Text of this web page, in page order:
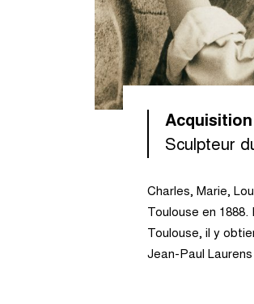
Acquisition
Sculpteur
Charles, Marie,
Toulouse en 1888.
Toulouse, il y
Jean-Paul